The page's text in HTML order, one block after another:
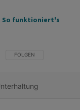
So funktioniert's
FOLGE DIESER
FOLGEN